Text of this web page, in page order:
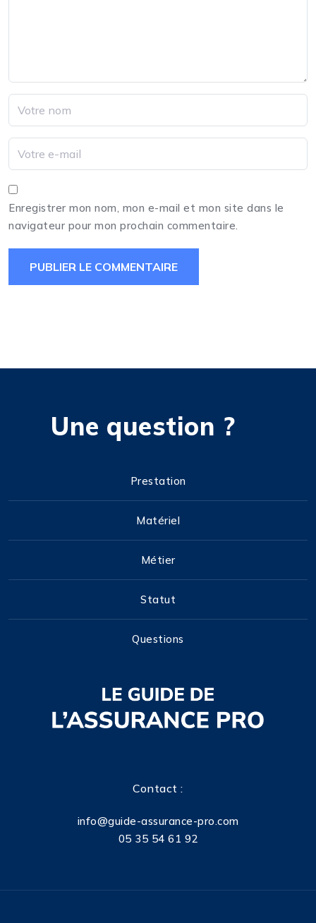
Enregistrer mon nom, mon e-mail et mon site dans le
navigateur pour mon prochain commentaire.
Une question ?
Prestation
Matériel
Métier
Statut
Questions
Contact :
info@guide-assurance-pro.com
05 35 54 61 92